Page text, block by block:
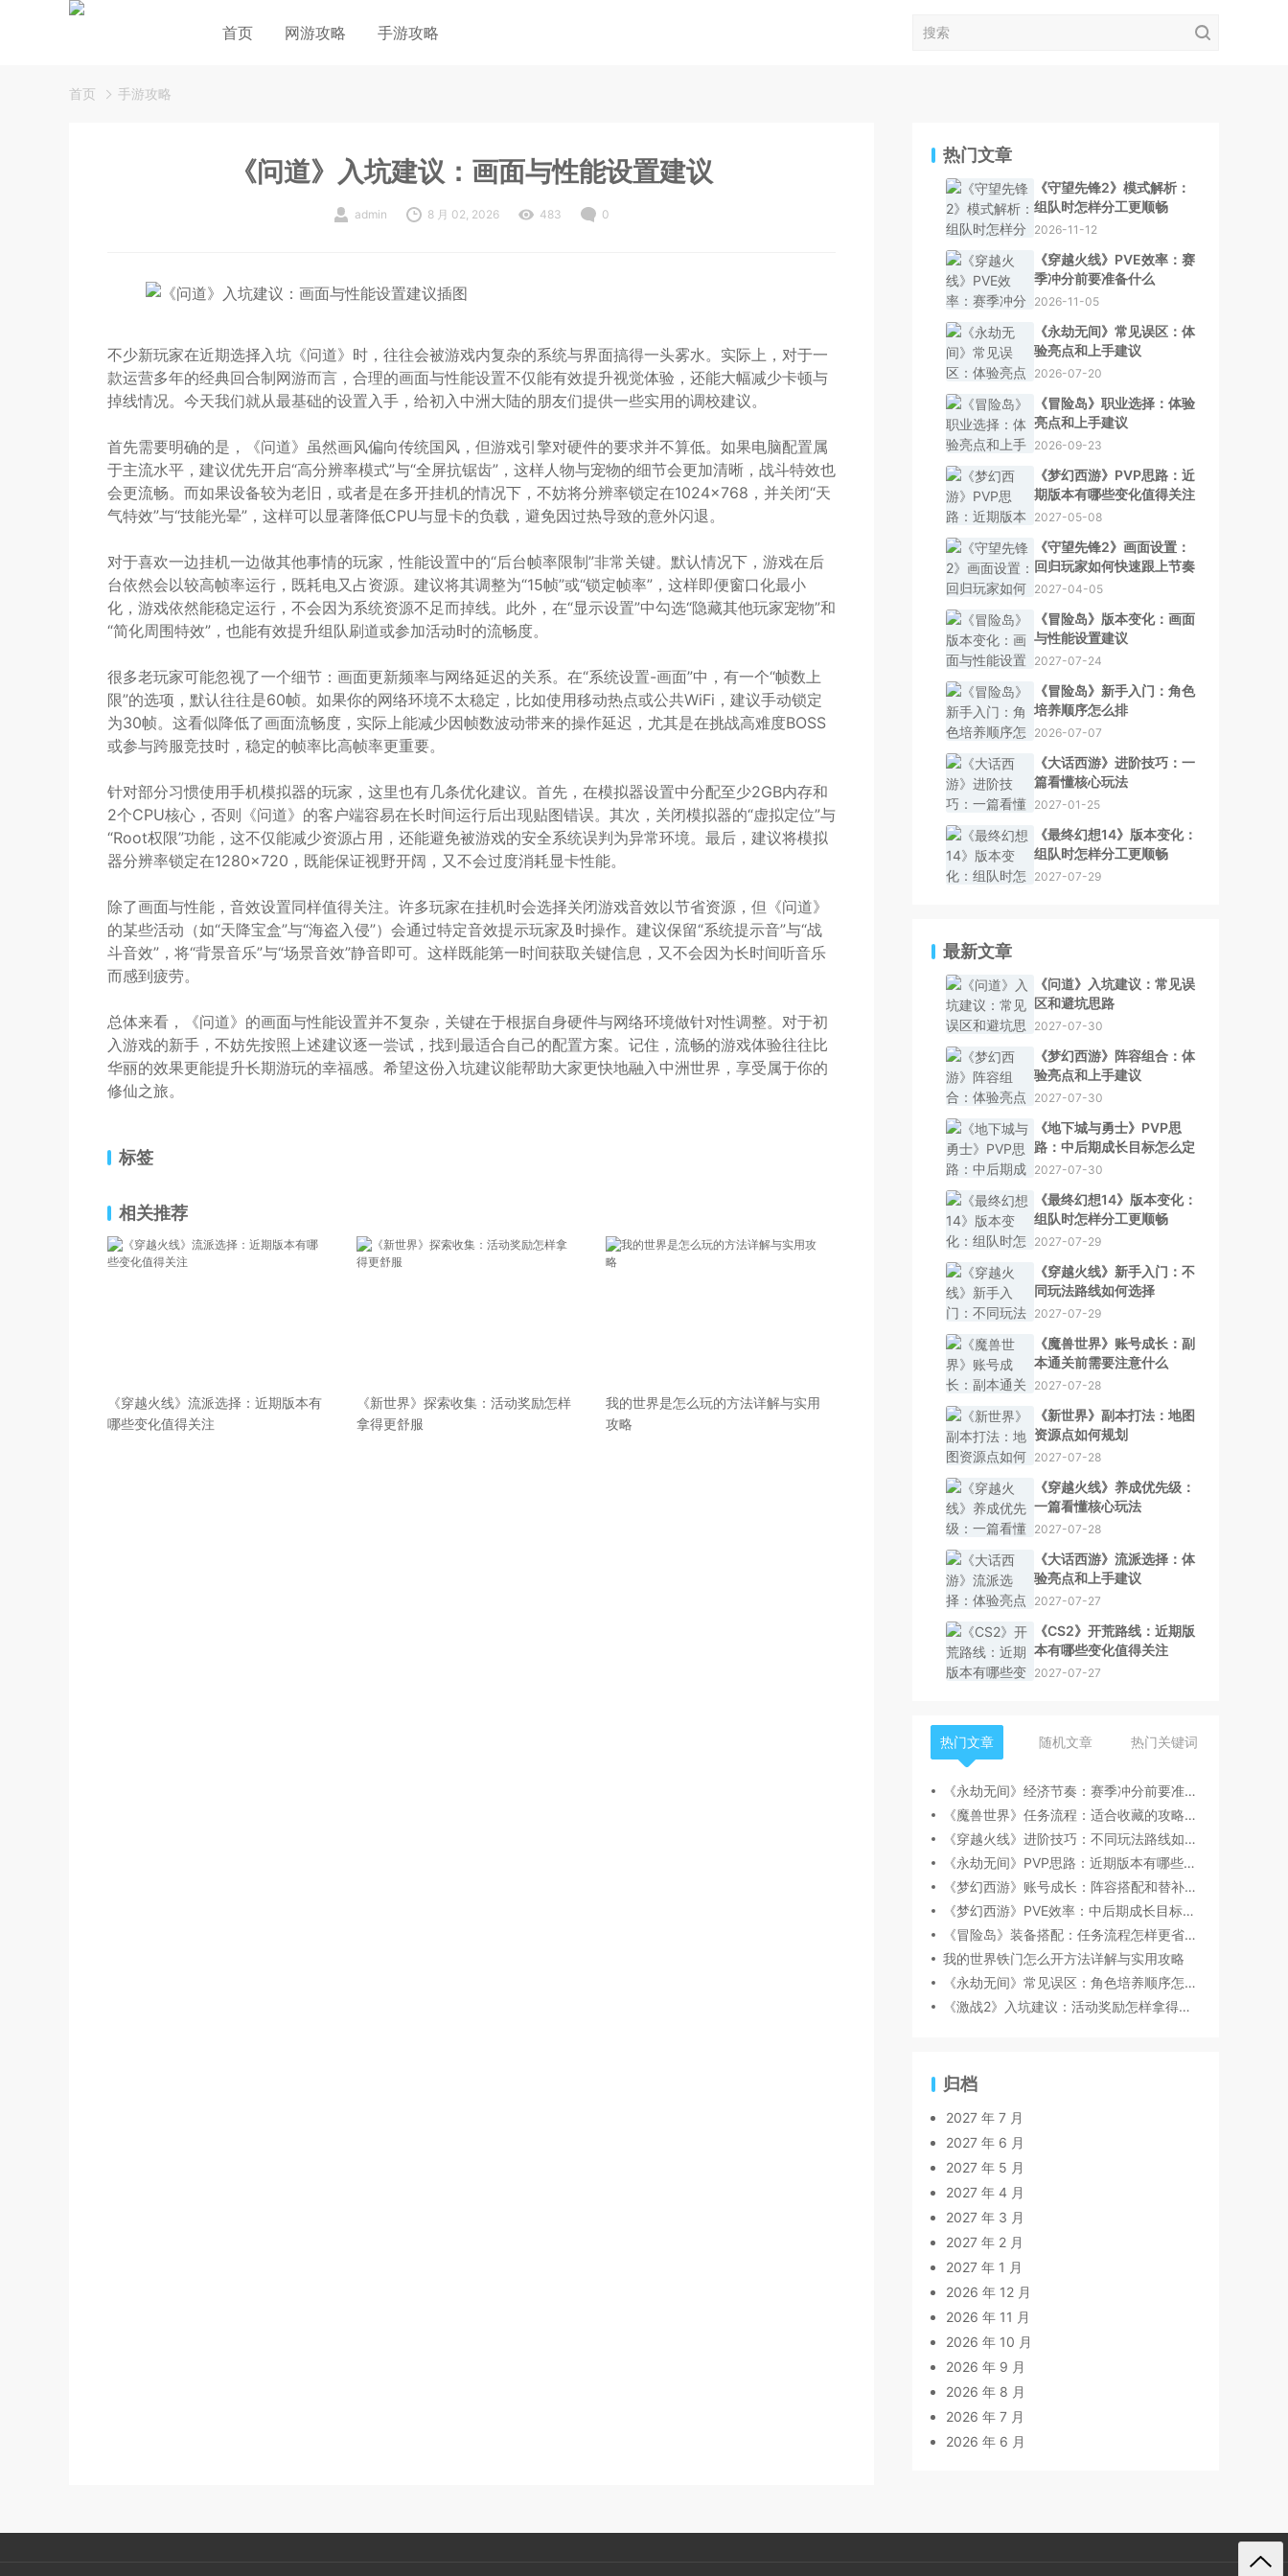
首页 网游攻略 手游攻略
首页 手游攻略
《问道》入坑建议：画面与性能设置建议
admin 8 月 02, 2026 483 0
不少新玩家在近期选择入坑《问道》时，往往会被游戏内复杂的系统与界面搞得一头雾水。实际上，对于一
款运营多年的经典回合制网游而言，合理的画面与性能设置不仅能有效提升视觉体验，还能大幅减少卡顿与
掉线情况。今天我们就从最基础的设置入手，给初入中洲大陆的朋友们提供一些实用的调校建议。
首先需要明确的是，《问道》虽然画风偏向传统国风，但游戏引擎对硬件的要求并不算低。如果电脑配置属
于主流水平，建议优先开启“高分辨率模式”与“全屏抗锯齿”，这样人物与宠物的细节会更加清晰，战斗特效也
会更流畅。而如果设备较为老旧，或者是在多开挂机的情况下，不妨将分辨率锁定在1024×768，并关闭“天
气特效”与“技能光晕”，这样可以显著降低CPU与显卡的负载，避免因过热导致的意外闪退。
对于喜欢一边挂机一边做其他事情的玩家，性能设置中的“后台帧率限制”非常关键。默认情况下，游戏在后
台依然会以较高帧率运行，既耗电又占资源。建议将其调整为“15帧”或“锁定帧率”，这样即便窗口化最小
化，游戏依然能稳定运行，不会因为系统资源不足而掉线。此外，在“显示设置”中勾选“隐藏其他玩家宠物”和
“简化周围特效”，也能有效提升组队刷道或参加活动时的流畅度。
很多老玩家可能忽视了一个细节：画面更新频率与网络延迟的关系。在“系统设置-画面”中，有一个“帧数上
限”的选项，默认往往是60帧。如果你的网络环境不太稳定，比如使用移动热点或公共WiFi，建议手动锁定
为30帧。这看似降低了画面流畅度，实际上能减少因帧数波动带来的操作延迟，尤其是在挑战高难度BOSS
或参与跨服竞技时，稳定的帧率比高帧率更重要。
针对部分习惯使用手机模拟器的玩家，这里也有几条优化建议。首先，在模拟器设置中分配至少2GB内存和
2个CPU核心，否则《问道》的客户端容易在长时间运行后出现贴图错误。其次，关闭模拟器的“虚拟定位”与
“Root权限”功能，这不仅能减少资源占用，还能避免被游戏的安全系统误判为异常环境。最后，建议将模拟
器分辨率锁定在1280×720，既能保证视野开阔，又不会过度消耗显卡性能。
除了画面与性能，音效设置同样值得关注。许多玩家在挂机时会选择关闭游戏音效以节省资源，但《问道》
的某些活动（如“天降宝盒”与“海盗入侵”）会通过特定音效提示玩家及时操作。建议保留“系统提示音”与“战
斗音效”，将“背景音乐”与“场景音效”静音即可。这样既能第一时间获取关键信息，又不会因为长时间听音乐
而感到疲劳。
总体来看，《问道》的画面与性能设置并不复杂，关键在于根据自身硬件与网络环境做针对性调整。对于初
入游戏的新手，不妨先按照上述建议逐一尝试，找到最适合自己的配置方案。记住，流畅的游戏体验往往比
华丽的效果更能提升长期游玩的幸福感。希望这份入坑建议能帮助大家更快地融入中洲世界，享受属于你的
修仙之旅。
标签
相关推荐
《穿越火线》流派选择：近期版本有
哪些变化值得关注
《新世界》探索收集：活动奖励怎样
拿得更舒服
我的世界是怎么玩的方法详解与实用
攻略
热门文章
《守望先锋2》模式解析：
组队时怎样分工更顺畅
2026-11-12
《穿越火线》PVE效率：赛
季冲分前要准备什么
2026-11-05
《永劫无间》常见误区：体
验亮点和上手建议
2026-07-20
《冒险岛》职业选择：体验
亮点和上手建议
2026-09-23
《梦幻西游》PVP思路：近
期版本有哪些变化值得关注
2027-05-08
《守望先锋2》画面设置：
回归玩家如何快速跟上节奏
2027-04-05
《冒险岛》版本变化：画面
与性能设置建议
2027-07-24
《冒险岛》新手入门：角色
培养顺序怎么排
2026-07-07
《大话西游》进阶技巧：一
篇看懂核心玩法
2027-01-25
《最终幻想14》版本变化：
组队时怎样分工更顺畅
2027-07-29
最新文章
《问道》入坑建议：常见误
区和避坑思路
2027-07-30
《梦幻西游》阵容组合：体
验亮点和上手建议
2027-07-30
《地下城与勇士》PVP思
路：中后期成长目标怎么定
2027-07-30
《最终幻想14》版本变化：
组队时怎样分工更顺畅
2027-07-29
《穿越火线》新手入门：不
同玩法路线如何选择
2027-07-29
《魔兽世界》账号成长：副
本通关前需要注意什么
2027-07-28
《新世界》副本打法：地图
资源点如何规划
2027-07-28
《穿越火线》养成优先级：
一篇看懂核心玩法
2027-07-28
《大话西游》流派选择：体
验亮点和上手建议
2027-07-27
《CS2》开荒路线：近期版
本有哪些变化值得关注
2027-07-27
热门文章 随机文章 热门关键词
《永劫无间》经济节奏：赛季冲分前要准备什么
《魔兽世界》任务流程：适合收藏的攻略清单
《穿越火线》进阶技巧：不同玩法路线如何选择
《永劫无间》PVP思路：近期版本有哪些变化值得关注
《梦幻西游》账号成长：阵容搭配和替补选择建议
《梦幻西游》PVE效率：中后期成长目标怎么定
《冒险岛》装备搭配：任务流程怎样更省时间
我的世界铁门怎么开方法详解与实用攻略
《永劫无间》常见误区：角色培养顺序怎么排
《激战2》入坑建议：活动奖励怎样拿得更舒服
归档
2027 年 7 月
2027 年 6 月
2027 年 5 月
2027 年 4 月
2027 年 3 月
2027 年 2 月
2027 年 1 月
2026 年 12 月
2026 年 11 月
2026 年 10 月
2026 年 9 月
2026 年 8 月
2026 年 7 月
2026 年 6 月